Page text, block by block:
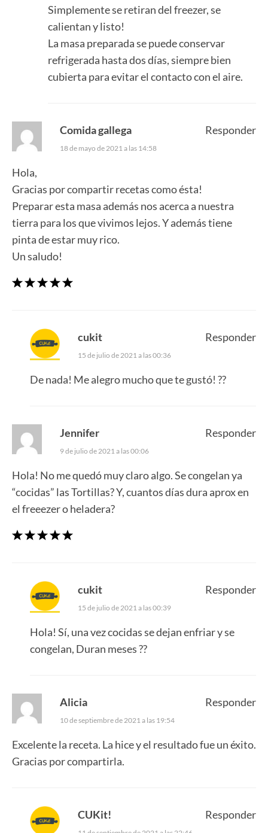
Simplemente se retiran del freezer, se
calientan y listo!
La masa preparada se puede conservar
refrigerada hasta dos días, siempre bien
cubierta para evitar el contacto con el aire.
Comida gallega
18 de mayo de 2021 a las 14:58
Hola,
Gracias por compartir recetas como ésta!
Preparar esta masa además nos acerca a nuestra
tierra para los que vivimos lejos. Y además tiene
pinta de estar muy rico.
Un saludo!
Responder
cukit
15 de julio de 2021 a las 00:36
De nada! Me alegro mucho que te gustó! ??
Responder
Jennifer
9 de julio de 2021 a las 00:06
Hola! No me quedó muy claro algo. Se congelan ya
“cocidas” las Tortillas? Y, cuantos días dura aprox en
el freeezer o heladera?
Responder
cukit
15 de julio de 2021 a las 00:39
Hola! Sí, una vez cocidas se dejan enfriar y se
congelan, Duran meses ??
Responder
Alicia
10 de septiembre de 2021 a las 19:54
Excelente la receta. La hice y el resultado fue un éxito.
Gracias por compartirla.
Responder
CUKit! Responder